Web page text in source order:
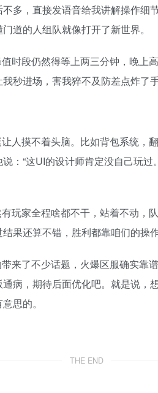
多，直接发语音给我讲解操作细
道的人组队就像打开了新世界。
时段仍然得等上两三分钟，晚上
秒进场，害我猝不及防差点炸了手
人摸不着头脑。比如背包系统，
：“这UI的设计师肯定没自己玩
玩家全程啥都不干，站着不动，
果还算不错，胜利都靠咱们的操作
来了不少话题，火爆区服确实靠
病，期待后面优化吧。就是说，
思的。
THE END